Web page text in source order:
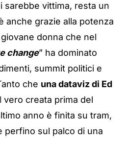
sarebbe vittima, resta un
anche grazie alla potenza
donna che nel
change” ha dominato
summit politici e
che una dataviz di Ed
vero creata prima del
anno è finita su tram,
perfino sul palco di una